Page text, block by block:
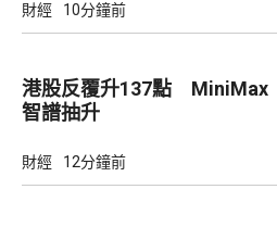
財經 10分鐘前
港股反覆升137點 MiniMax
智譜抽升
財經 12分鐘前